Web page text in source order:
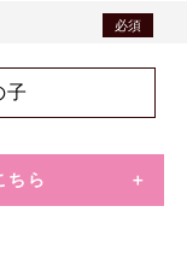
必須
子
ちら